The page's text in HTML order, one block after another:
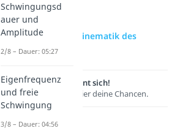
zur Videoseite: Kinematik des
starren Körpers
Lernen lohnt sich!
Entdecke hier deine Chancen.
Schwingungsd
auer und
Amplitude
2/8 – Dauer: 05:27
Eigenfrequenz
und freie
Schwingung
3/8 – Dauer: 04:56